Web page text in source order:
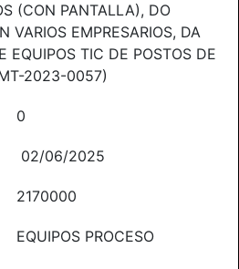
(CON PANTALLA), DO
VARIOS EMPRESARIOS, DA
EQUIPOS TIC DE POSTOS DE
2023-0057)
0
02/06/2025
2170000
EQUIPOS PROCESO